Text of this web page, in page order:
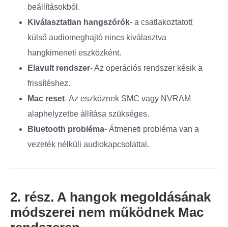
beállításokból.
Kiválasztatlan hangszórók- a csatlakoztatott
külső audiomeghajtó nincs kiválasztva
hangkimeneti eszközként.
Elavult rendszer- Az operációs rendszer késik a
frissítéshez.
Mac reset- Az eszköznek SMC vagy NVRAM
alaphelyzetbe állítása szükséges.
Bluetooth probléma- Átmeneti probléma van a
vezeték nélküli audiokapcsolattal.
2. rész. A hangok megoldásának
módszerei nem működnek Mac